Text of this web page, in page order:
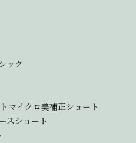
ック
マイクロ美補正ショート
スショート